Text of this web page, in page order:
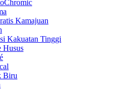
Kamajuan
Kakuatan Tinggi
Husus
Biru